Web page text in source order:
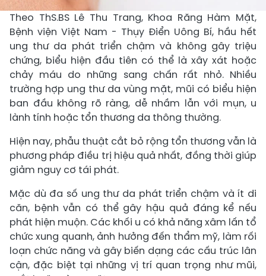
Theo ThS.BS Lê Thu Trang, Khoa Răng Hàm Mặt,
Bệnh viện Việt Nam - Thụy Điển Uông Bí, hầu hết
ung thư da phát triển chậm và không gây triệu
chứng, biểu hiện đầu tiên có thể là xây xát hoặc
chảy máu do những sang chấn rất nhỏ. Nhiều
trường hợp ung thư da vùng mặt, mũi có biểu hiện
ban đầu không rõ ràng, dễ nhầm lẫn với mụn, u
lành tính hoặc tổn thương da thông thường.
Hiện nay, phẫu thuật cắt bỏ rộng tổn thương vẫn là
phương pháp điều trị hiệu quả nhất, đồng thời giúp
giảm nguy cơ tái phát.
Mặc dù đa số ung thư da phát triển chậm và ít di
căn, bệnh vẫn có thể gây hậu quả đáng kể nếu
phát hiện muộn. Các khối u có khả năng xâm lấn tổ
chức xung quanh, ảnh hưởng đến thẩm mỹ, làm rối
loạn chức năng và gây biến dạng các cấu trúc lân
cận, đặc biệt tại những vị trí quan trọng như mũi,